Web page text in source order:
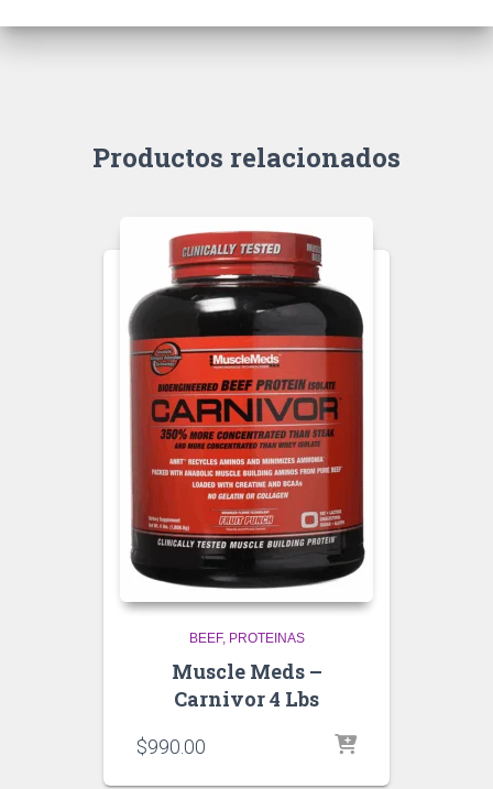
Productos relacionados
BEEF PROTEINAS
Muscle Meds –
Carnivor 4 Lbs
$990.00